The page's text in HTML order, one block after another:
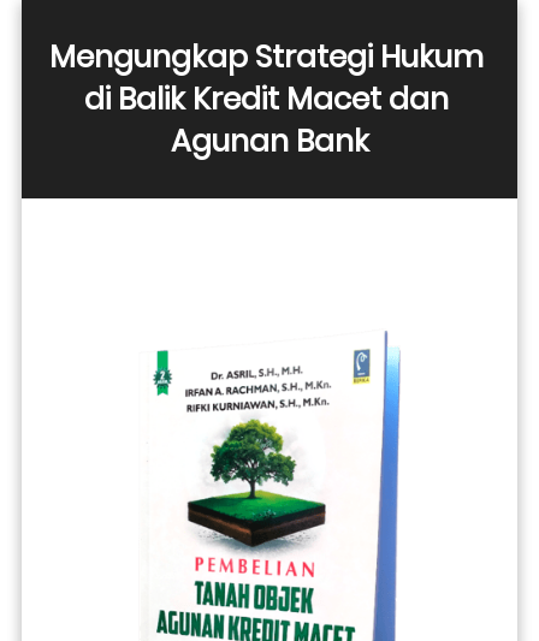
Mengungkap Strategi Hukum
di Balik Kredit Macet dan
Agunan Bank